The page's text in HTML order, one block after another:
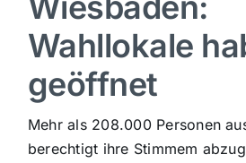
Wirtschaft
Sport
Kultur
Wahllokale
geöffnet
Mehr als 208.000 Personen
berechtigt ihre Stimmem